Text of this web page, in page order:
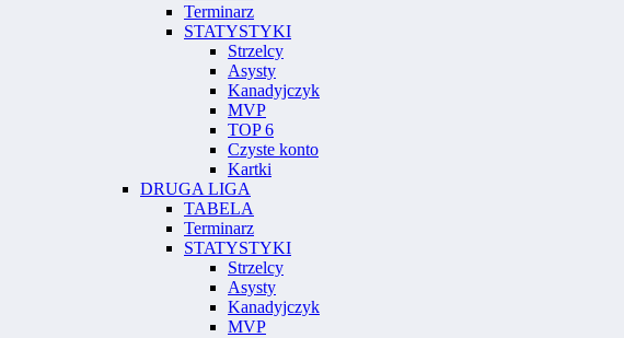
Terminarz
STATYSTYKI
Strzelcy
Asysty
Kanadyjczyk
MVP
TOP 6
Czyste konto
Kartki
DRUGA LIGA
TABELA
Terminarz
STATYSTYKI
Strzelcy
Asysty
Kanadyjczyk
MVP